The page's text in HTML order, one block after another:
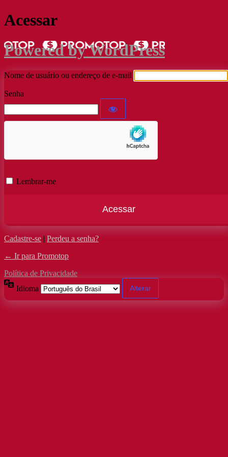
Acessar
Powered by WordPress
Nome de usuário ou endereço de e-mail
Senha
Lembrar-me
Cadastre-se | Perdeu a senha?
← Ir para Promotop
Política de Privacidade
Idioma